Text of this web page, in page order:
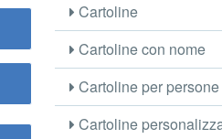
Cartoline
Cartoline con nome
Cartoline per persone
Cartoline